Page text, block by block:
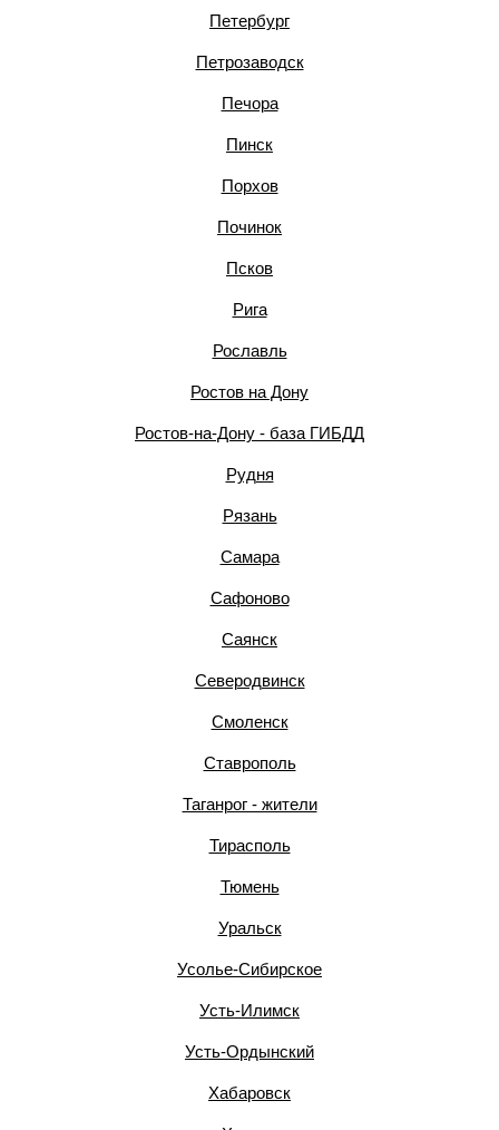
Петербург
Петрозаводск
Печора
Пинск
Порхов
Починок
Псков
Рига
Рославль
Ростов на Дону
Ростов-на-Дону - база ГИБДД
Рудня
Рязань
Самара
Сафоново
Саянск
Северодвинск
Смоленск
Ставрополь
Таганрог - жители
Тирасполь
Тюмень
Уральск
Усолье-Сибирское
Усть-Илимск
Усть-Ордынский
Хабаровск